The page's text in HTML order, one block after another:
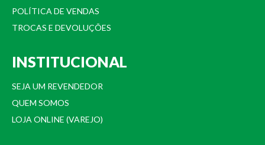
POLÍTICA DE VENDAS
TROCAS E DEVOLUÇÕES
INSTITUCIONAL
SEJA UM REVENDEDOR
QUEM SOMOS
LOJA ONLINE (VAREJO)